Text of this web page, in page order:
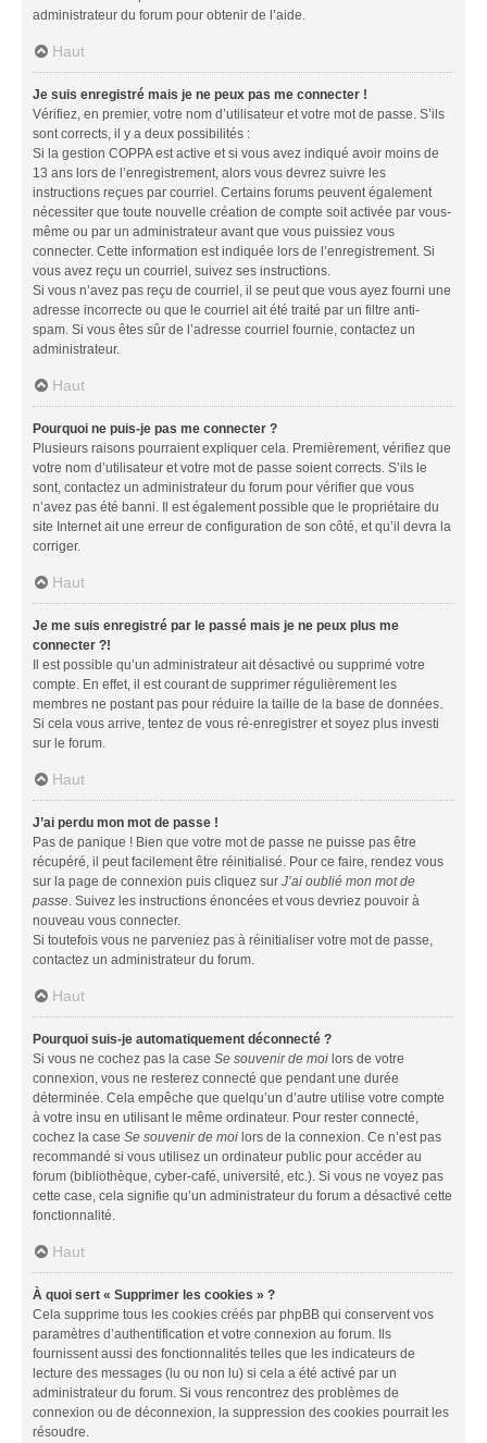
administrateur du forum pour obtenir de l’aide.
Haut
Je suis enregistré mais je ne peux pas me connecter !
Vérifiez, en premier, votre nom d’utilisateur et votre mot de passe. S’ils
sont corrects, il y a deux possibilités :
Si la gestion COPPA est active et si vous avez indiqué avoir moins de
13 ans lors de l’enregistrement, alors vous devrez suivre les
instructions reçues par courriel. Certains forums peuvent également
nécessiter que toute nouvelle création de compte soit activée par vous-
même ou par un administrateur avant que vous puissiez vous
connecter. Cette information est indiquée lors de l’enregistrement. Si
vous avez reçu un courriel, suivez ses instructions.
Si vous n’avez pas reçu de courriel, il se peut que vous ayez fourni une
adresse incorrecte ou que le courriel ait été traité par un filtre anti-
spam. Si vous êtes sûr de l’adresse courriel fournie, contactez un
administrateur.
Haut
Pourquoi ne puis-je pas me connecter ?
Plusieurs raisons pourraient expliquer cela. Premièrement, vérifiez que
votre nom d’utilisateur et votre mot de passe soient corrects. S’ils le
sont, contactez un administrateur du forum pour vérifier que vous
n’avez pas été banni. Il est également possible que le propriétaire du
site Internet ait une erreur de configuration de son côté, et qu’il devra la
corriger.
Haut
Je me suis enregistré par le passé mais je ne peux plus me
connecter ?!
Il est possible qu’un administrateur ait désactivé ou supprimé votre
compte. En effet, il est courant de supprimer régulièrement les
membres ne postant pas pour réduire la taille de la base de données.
Si cela vous arrive, tentez de vous ré-enregistrer et soyez plus investi
sur le forum.
Haut
J’ai perdu mon mot de passe !
Pas de panique ! Bien que votre mot de passe ne puisse pas être
récupéré, il peut facilement être réinitialisé. Pour ce faire, rendez vous
sur la page de connexion puis cliquez sur J’ai oublié mon mot de
passe. Suivez les instructions énoncées et vous devriez pouvoir à
nouveau vous connecter.
Si toutefois vous ne parveniez pas à réinitialiser votre mot de passe,
contactez un administrateur du forum.
Haut
Pourquoi suis-je automatiquement déconnecté ?
Si vous ne cochez pas la case Se souvenir de moi lors de votre
connexion, vous ne resterez connecté que pendant une durée
déterminée. Cela empêche que quelqu’un d’autre utilise votre compte
à votre insu en utilisant le même ordinateur. Pour rester connecté,
cochez la case Se souvenir de moi lors de la connexion. Ce n’est pas
recommandé si vous utilisez un ordinateur public pour accéder au
forum (bibliothèque, cyber-café, université, etc.). Si vous ne voyez pas
cette case, cela signifie qu’un administrateur du forum a désactivé cette
fonctionnalité.
Haut
À quoi sert « Supprimer les cookies » ?
Cela supprime tous les cookies créés par phpBB qui conservent vos
paramètres d’authentification et votre connexion au forum. Ils
fournissent aussi des fonctionnalités telles que les indicateurs de
lecture des messages (lu ou non lu) si cela a été activé par un
administrateur du forum. Si vous rencontrez des problèmes de
connexion ou de déconnexion, la suppression des cookies pourrait les
résoudre.